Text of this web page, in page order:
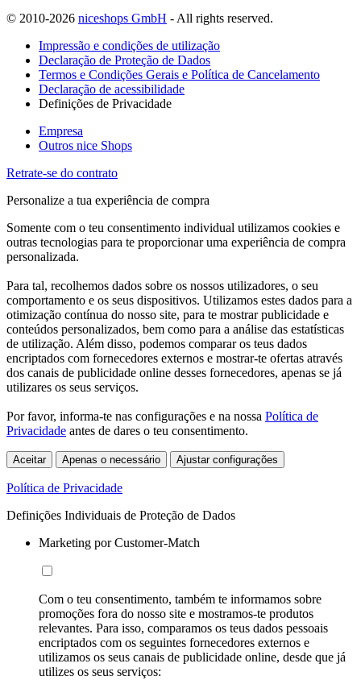
© 2010-2026 niceshops GmbH - All rights reserved.
Impressão e condições de utilização
Declaração de Proteção de Dados
Termos e Condições Gerais e Política de Cancelamento
Declaração de acessibilidade
Definições de Privacidade
Empresa
Outros nice Shops
Retrate-se do contrato
Personalize a tua experiência de compra
Somente com o teu consentimento individual utilizamos cookies e
outras tecnologias para te proporcionar uma experiência de compra
personalizada.
Para tal, recolhemos dados sobre os nossos utilizadores, o seu
comportamento e os seus dispositivos. Utilizamos estes dados para a
otimização contínua do nosso site, para te mostrar publicidade e
conteúdos personalizados, bem como para a análise das estatísticas
de utilização. Além disso, podemos comparar os teus dados
encriptados com fornecedores externos e mostrar-te ofertas através
dos canais de publicidade online desses fornecedores, apenas se já
utilizares os seus serviços.
Por favor, informa-te nas configurações e na nossa Política de
Privacidade antes de dares o teu consentimento.
Aceitar Apenas o necessário Ajustar configurações
Política de Privacidade
Definições Individuais de Proteção de Dados
Marketing por Customer-Match
Com o teu consentimento, também te informamos sobre
promoções fora do nosso site e mostramos-te produtos
relevantes. Para isso, comparamos os teus dados pessoais
encriptados com os seguintes fornecedores externos e
utilizamos os seus canais de publicidade online, desde que já
utilizes os seus serviços: